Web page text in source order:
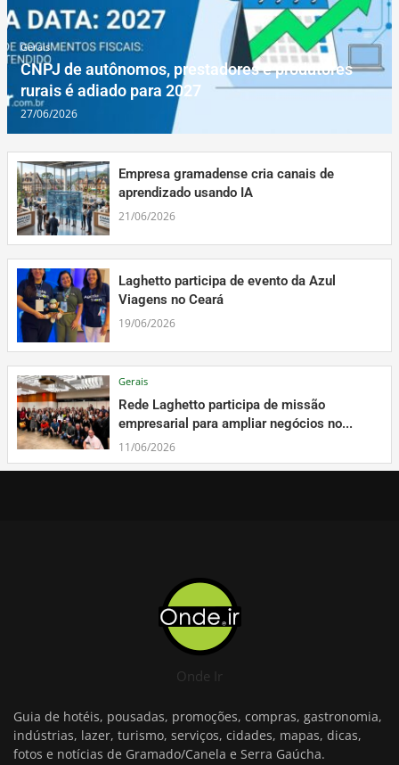
Gerais
CNPJ de autônomos, prestadores e produtores
rurais é adiado para 2027
27/06/2026
Empresa gramadense cria canais de
aprendizado usando IA
21/06/2026
Laghetto participa de evento da Azul
Viagens no Ceará
19/06/2026
Gerais
Rede Laghetto participa de missão
empresarial para ampliar negócios no...
11/06/2026
Onde Ir
Guia de hotéis, pousadas, promoções, compras, gastronomia,
indústrias, lazer, turismo, serviços, cidades, mapas, dicas,
fotos e notícias de Gramado/Canela e Serra Gaúcha.